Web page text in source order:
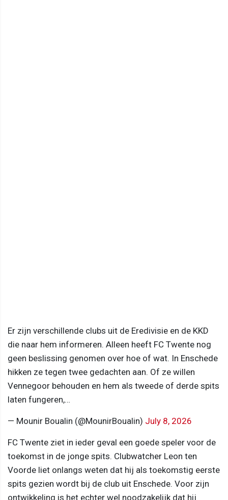
Er zijn verschillende clubs uit de Eredivisie en de KKD
die naar hem informeren. Alleen heeft FC Twente nog
geen beslissing genomen over hoe of wat. In Enschede
hikken ze tegen twee gedachten aan. Of ze willen
Vennegoor behouden en hem als tweede of derde spits
laten fungeren,…
— Mounir Boualin (@MounirBoualin) July 8, 2026
FC Twente ziet in ieder geval een goede speler voor de
toekomst in de jonge spits. Clubwatcher Leon ten
Voorde liet onlangs weten dat hij als toekomstig eerste
spits gezien wordt bij de club uit Enschede. Voor zijn
ontwikkeling is het echter wel noodzakelijk dat hij